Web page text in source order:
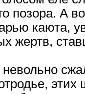
позора. А
каюта,
жертв,